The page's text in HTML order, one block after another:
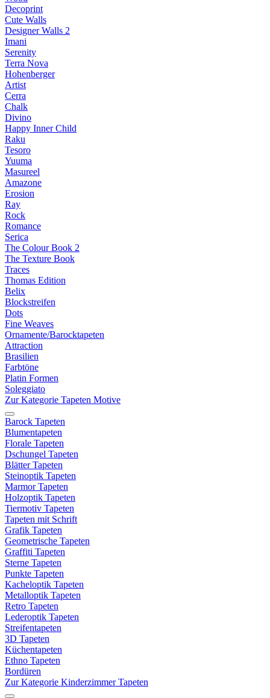
Decoprint
Cute Walls
Designer Walls 2
Imani
Serenity
Terra Nova
Hohenberger
Artist
Cerra
Chalk
Divino
Happy Inner Child
Raku
Tesoro
Yuuma
Masureel
Amazone
Erosion
Ray
Rock
Romance
Serica
The Colour Book 2
The Texture Book
Traces
Thomas Edition
Belix
Blockstreifen
Dots
Fine Weaves
Ornamente/Barocktapeten
Attraction
Brasilien
Farbtöne
Platin Formen
Soleggiato
Zur Kategorie Tapeten Motive
Barock Tapeten
Blumentapeten
Florale Tapeten
Dschungel Tapeten
Blätter Tapeten
Steinoptik Tapeten
Marmor Tapeten
Holzoptik Tapeten
Tiermotiv Tapeten
Tapeten mit Schrift
Grafik Tapeten
Geometrische Tapeten
Graffiti Tapeten
Sterne Tapeten
Punkte Tapeten
Kacheloptik Tapeten
Metalloptik Tapeten
Retro Tapeten
Lederoptik Tapeten
Streifentapeten
3D Tapeten
Küchentapeten
Ethno Tapeten
Bordüren
Zur Kategorie Kinderzimmer Tapeten